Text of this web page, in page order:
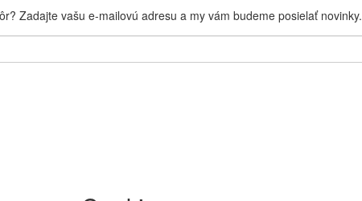
Zadajte vašu e-mailovú adresu a my vám budeme posielať novinky.